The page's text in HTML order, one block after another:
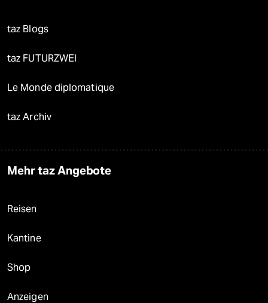
taz Blogs
taz FUTURZWEI
Le Monde diplomatique
taz Archiv
Mehr taz Angebote
Reisen
Kantine
Shop
Anzeigen